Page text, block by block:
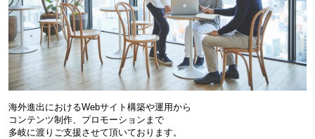
海外進出におけるWebサイト構築や運用から
コンテンツ制作、プロモーションまで
多岐に渡りご支援させて頂いております。